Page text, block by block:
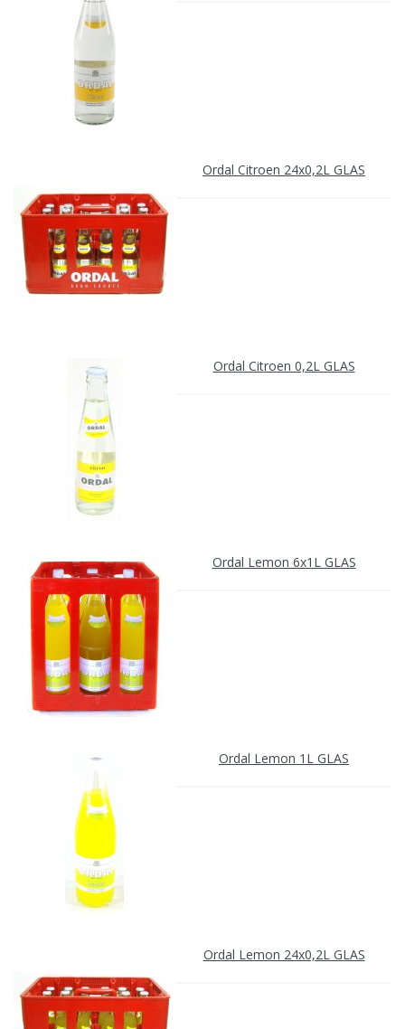
Ordal Citroen 24x0,2L GLAS
Ordal Citroen 0,2L GLAS
Ordal Lemon 6x1L GLAS
Ordal Lemon 1L GLAS
Ordal Lemon 24x0,2L GLAS